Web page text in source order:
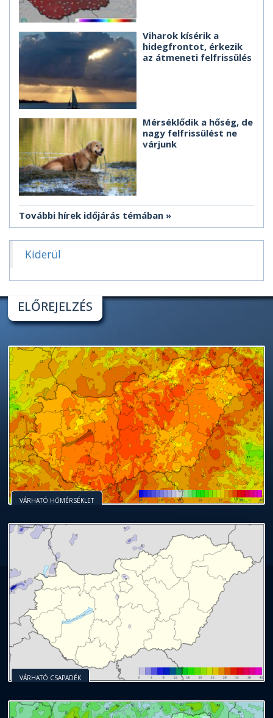
Viharok kísérik a
hidegfrontot, érkezik
az átmeneti felfrissülés
Mérséklődik a hőség, de
nagy felfrissülést ne
várjunk
További hírek időjárás témában
Kiderül
ELŐREJELZÉS
VÁRHATÓ HŐMÉRSÉKLET
VÁRHATÓ CSAPADÉK